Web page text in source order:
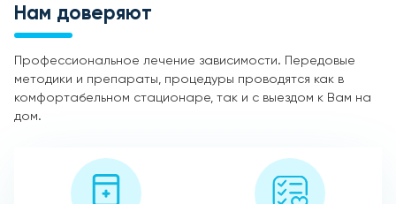
Нам доверяют
Профессиональное лечение зависимости. Передовые
методики и препараты, процедуры проводятся как в
комфортабельном стационаре, так и с выездом к Вам на
дом.